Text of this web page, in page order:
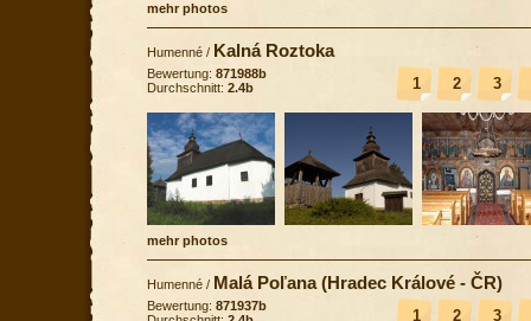
mehr photos
Humenné / Kalná Roztoka
1 2 3
Bewertung: 871988b
Durchschnitt: 2.4b
mehr photos
Humenné / Malá Poľana (Hradec Králové - ČR)
1 2 3
Bewertung: 871937b